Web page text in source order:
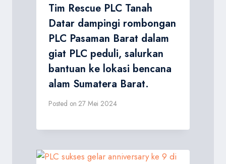
Tim Rescue PLC Tanah
Datar dampingi rombongan
PLC Pasaman Barat dalam
giat PLC peduli, salurkan
bantuan ke lokasi bencana
alam Sumatera Barat.
Posted on 27 Mei 2024